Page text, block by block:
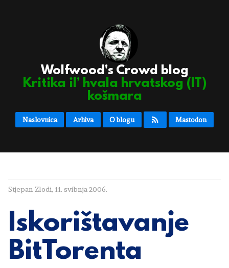
Wolfwood's Crowd blog
Kritika il’ hvala hrvatskog (IT)
košmara
Naslovnica Arhiva O blogu Mastodon
Stjepan Zlodi, 11. svibnja 2006.
Iskorištavanje
BitTorenta